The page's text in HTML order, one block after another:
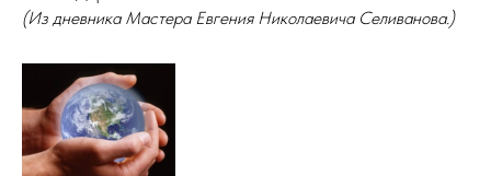
(Из дневника Мастера Евгения Николаевича Селиванова.)